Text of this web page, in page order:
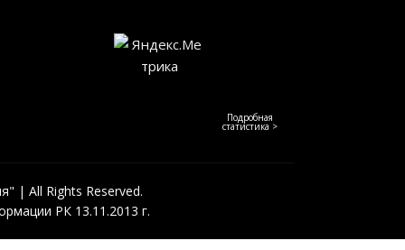
Подробная
статистика >
| All Rights Reserved.
РК 13.11.2013 г.